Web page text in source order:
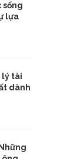
sống
lựa
lý tài
dành